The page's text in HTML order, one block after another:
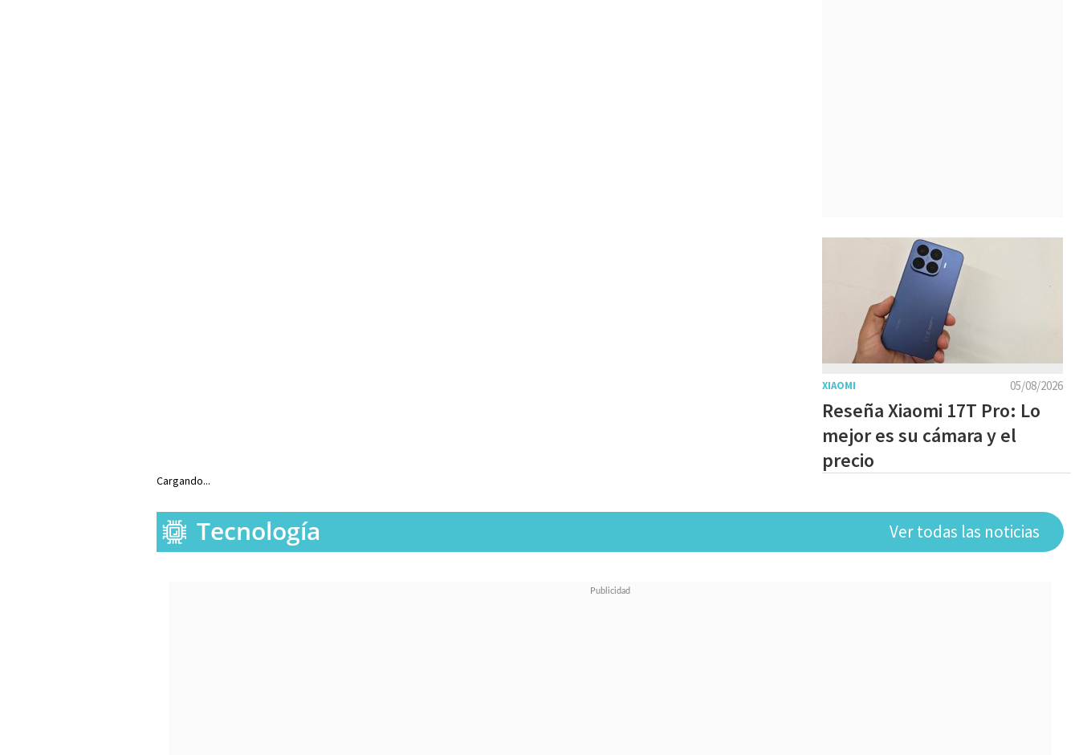
05/08/2026
XIAOMI
Reseña Xiaomi 17T Pro: Lo
mejor es su cámara y el
precio
Cargando...
Ver todas las noticias
Tecnología